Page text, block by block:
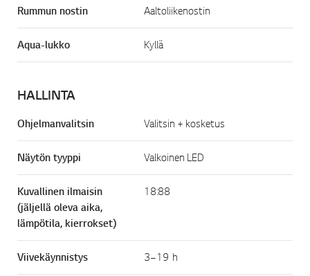
Rummun nostin Aaltoliikenostin
Aqua-lukko Kyllä
HALLINTA
Ohjelmanvalitsin Valitsin + kosketus
Näytön tyyppi Valkoinen LED
Kuvallinen ilmaisin
(jäljellä oleva aika,
lämpötila, kierrokset)
18:88
Viivekäynnistys 3–19 h